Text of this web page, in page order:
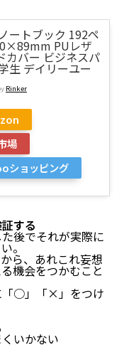
ートブック 192ペ
PUレザ
カバー ビジネスパ
生 デイリーユー
Rinker
場
ショッピング
する
後でそれが実際に
。
ら、あれこれ妄想
機会をつかむこと
「○」「×」をつけ
いかない
証する
ツ
確認→対策」はす
と気づきはじめ